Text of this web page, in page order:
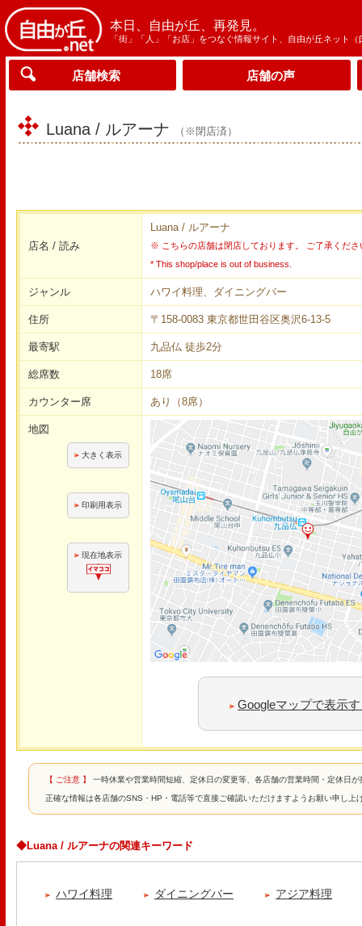
本日、自由が丘、再発見。
「街」「人」「お店」をつなぐ情報サイト、自由が丘ネット（
店舗検索 店舗の声
Luana / ルアーナ （※閉店済）
店名 / 読み
Luana / ルアーナ
※ こちらの店舗は閉店しております。 ご了承くださ
* This shop/place is out of business.
ジャンル ハワイ料理、ダイニングバー
住所 〒158-0083 東京都世田谷区奥沢6-13-5
最寄駅 九品仏 徒歩2分
総席数 18席
カウンター席 あり（8席）
地図
大きく表示
印刷用表示
現在地表示
Googleマップで表示
【 ご注意 】 一時休業や営業時間短縮、定休日の変更等、各店舗の営業時間・定休日
正確な情報は各店舗のSNS・HP・電話等で直接ご確認いただけますようお願い申し上
◆Luana / ルアーナの関連キーワード
ハワイ料理 ダイニングバー アジア料理